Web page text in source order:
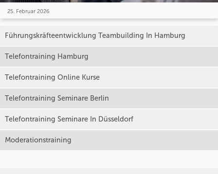
25. Februar 2026
Führungskräfteentwicklung Teambuilding In Hamburg
Telefontraining Hamburg
Telefontraining Online Kurse
Telefontraining Seminare Berlin
Telefontraining Seminare In Düsseldorf
Moderationstraining